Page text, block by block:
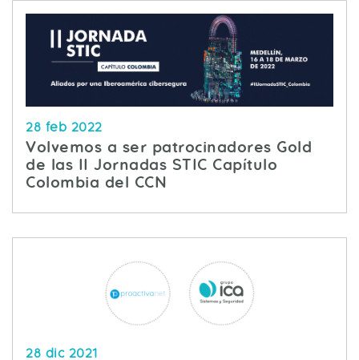
28 feb 2022
Volvemos a ser patrocinadores Gold
de las II Jornadas STIC Capítulo
Colombia del CCN
28 dic 2021